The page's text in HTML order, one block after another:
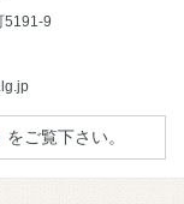
5191-9
をご覧下さい。